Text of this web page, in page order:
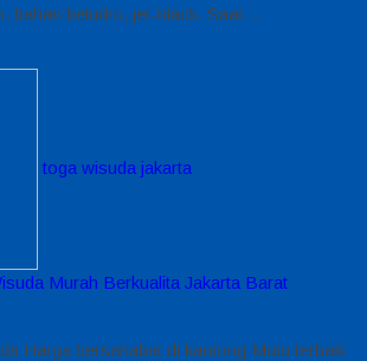
bahan beludru, jet-black. Saat…
toga wisuda jakarta
Murah Berkualita Jakarta Barat
Harga bersahabat di kantong Mutu terbaik